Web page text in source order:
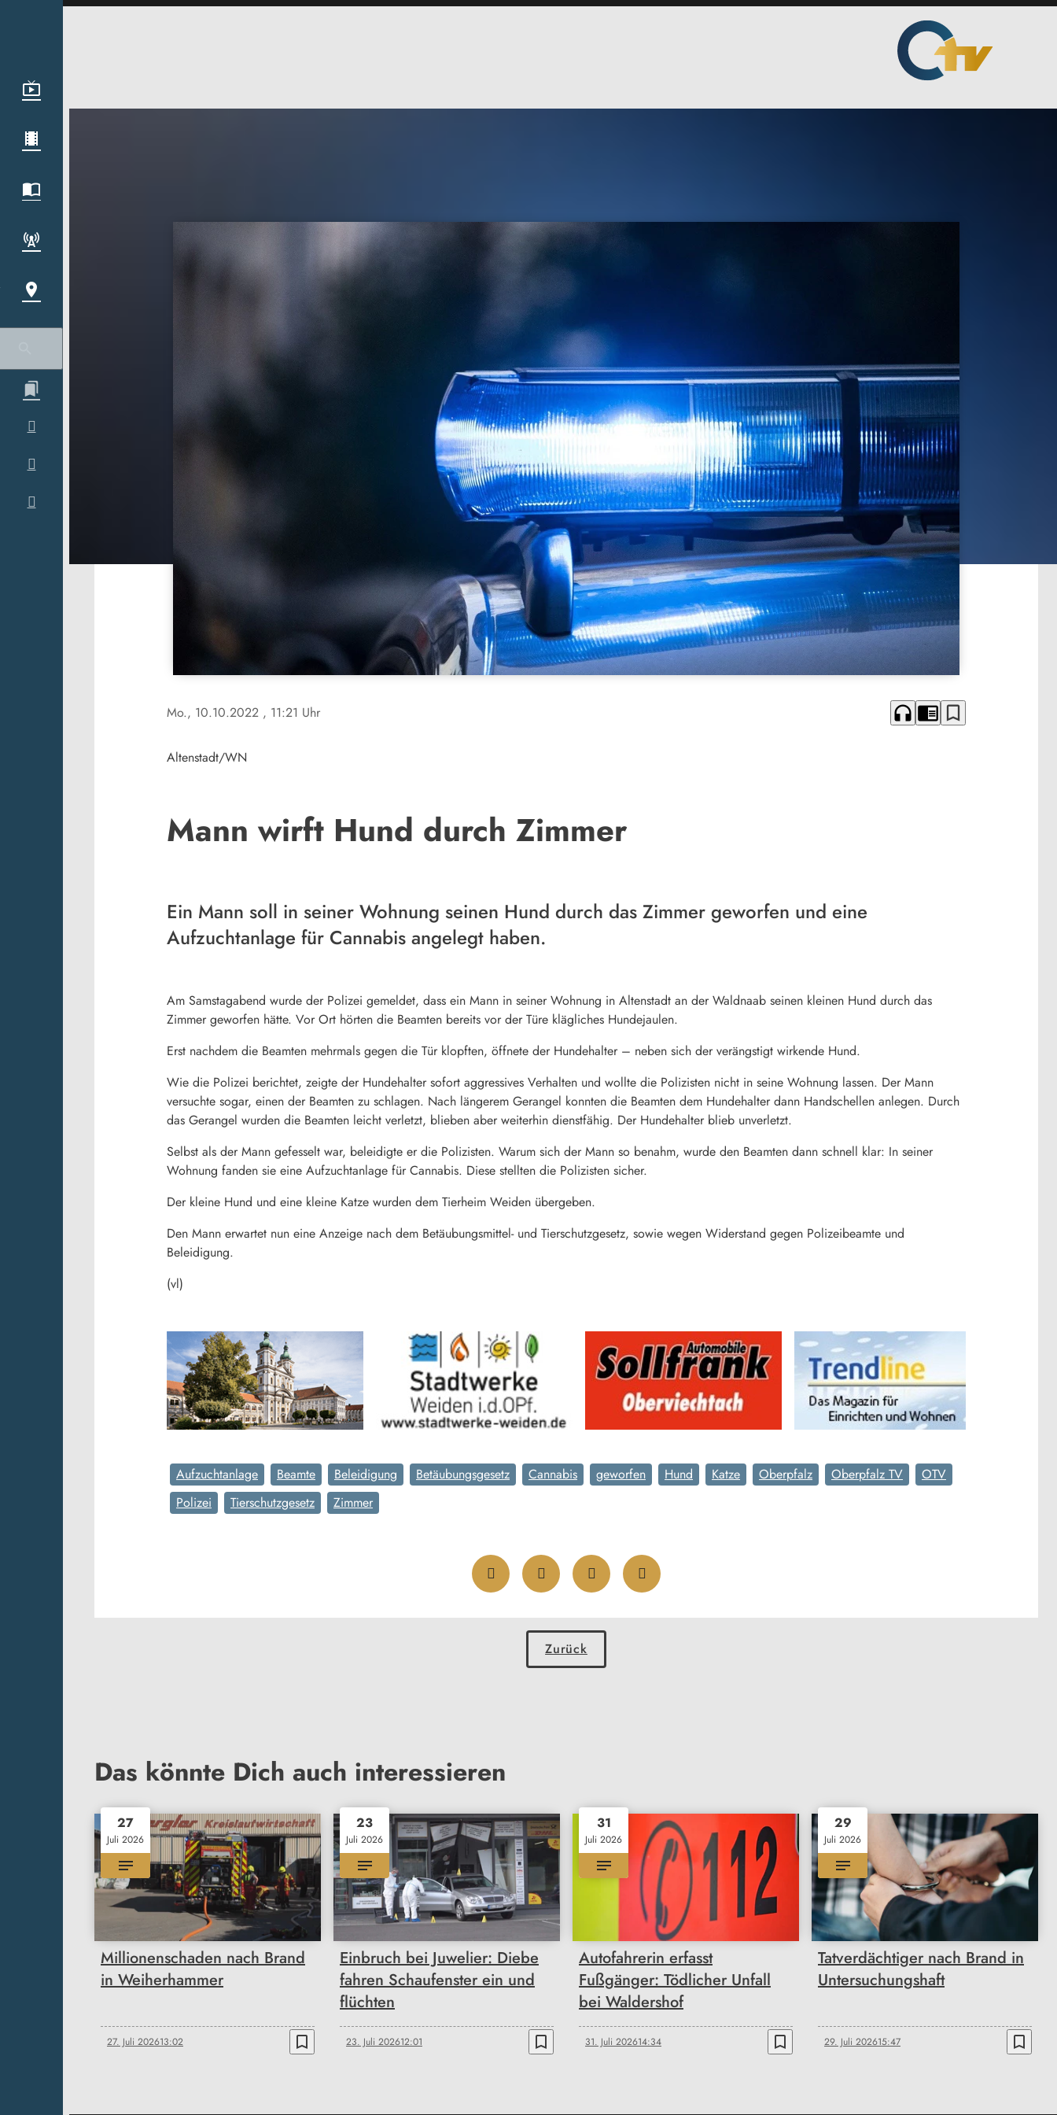
Mo., 10.10.2022 , 11:21 Uhr headphones chrome_reader_mode bookmark_border
Altenstadt/WN
Mann wirft Hund durch Zimmer
Ein Mann soll in seiner Wohnung seinen Hund durch das Zimmer geworfen und eine
Aufzuchtanlage für Cannabis angelegt haben.
Am Samstagabend wurde der Polizei gemeldet, dass ein Mann in seiner Wohnung in Altenstadt an der Waldnaab seinen kleinen Hund durch das
Zimmer geworfen hätte. Vor Ort hörten die Beamten bereits vor der Türe klägliches Hundejaulen.
Erst nachdem die Beamten mehrmals gegen die Tür klopften, öffnete der Hundehalter – neben sich der verängstigt wirkende Hund.
Wie die Polizei berichtet, zeigte der Hundehalter sofort aggressives Verhalten und wollte die Polizisten nicht in seine Wohnung lassen. Der Mann
versuchte sogar, einen der Beamten zu schlagen. Nach längerem Gerangel konnten die Beamten dem Hundehalter dann Handschellen anlegen. Durch
das Gerangel wurden die Beamten leicht verletzt, blieben aber weiterhin dienstfähig. Der Hundehalter blieb unverletzt.
Selbst als der Mann gefesselt war, beleidigte er die Polizisten. Warum sich der Mann so benahm, wurde den Beamten dann schnell klar: In seiner
Wohnung fanden sie eine Aufzuchtanlage für Cannabis. Diese stellten die Polizisten sicher.
Der kleine Hund und eine kleine Katze wurden dem Tierheim Weiden übergeben.
Den Mann erwartet nun eine Anzeige nach dem Betäubungsmittel- und Tierschutzgesetz, sowie wegen Widerstand gegen Polizeibeamte und
Beleidigung.
(vl)
Aufzuchtanlage Beamte Beleidigung Betäubungsgesetz Cannabis geworfen Hund Katze Oberpfalz Oberpfalz TV
OTV
Polizei
Tierschutzgesetz Zimmer
Zurück
Das könnte Dich auch interessieren
27
Juli 2026
Millionenschaden nach Brand
in Weiherhammer
27. Juli 202613:02 bookmark_border
23
Juli 2026
Einbruch bei Juwelier: Diebe
fahren Schaufenster ein und
flüchten
23. Juli 202612:01 bookmark_border
31
Juli 2026
Autofahrerin erfasst
Fußgänger: Tödlicher Unfall
bei Waldershof
31. Juli 202614:34 bookmark_border
29
Juli 2026
Tatverdächtiger nach Brand in
Untersuchungshaft
29. Juli 202615:47 bookmark_border